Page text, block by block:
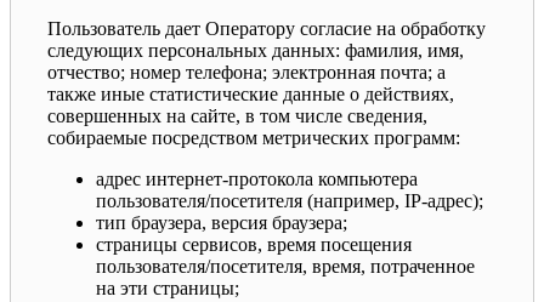
Пользователь дает Оператору согласие на обработку
следующих персональных данных: фамилия, имя,
отчество; номер телефона; электронная почта; а
также иные статистические данные о действиях,
совершенных на сайте, в том числе сведения,
собираемые посредством метрических программ:
адрес интернет-протокола компьютера
пользователя/посетителя (например, IP-адрес);
тип браузера, версия браузера;
страницы сервисов, время посещения
пользователя/посетителя, время, потраченное
на эти страницы;